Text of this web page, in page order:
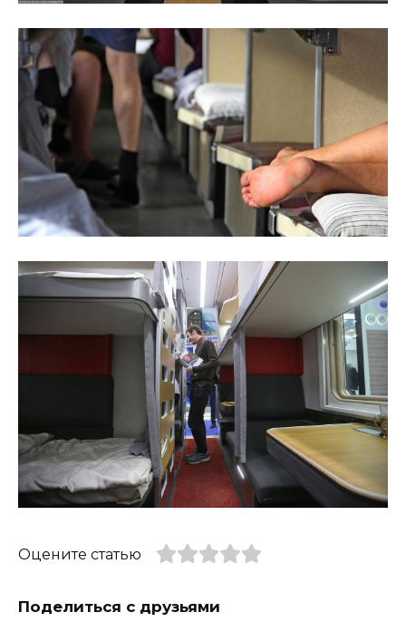
Оцените статью
Поделиться с друзьями